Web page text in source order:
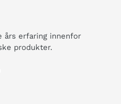
års erfaring innenfor
produkter.